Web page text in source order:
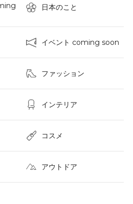
日本のこと
イベント coming soon
ファッション
インテリア
コスメ​
アウトドア